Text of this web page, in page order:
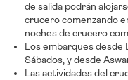
de salida podrán
crucero comenzando
noches de crucero
Los embarques desde
Sábados, y desde
Las actividades del